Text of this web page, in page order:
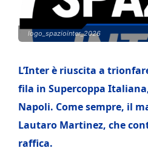
logo_spaziointer_2026
L’Inter è riuscita a
fila in Supercoppa
Napoli. Come sempre, il
Lautaro Martinez, che
raffica.